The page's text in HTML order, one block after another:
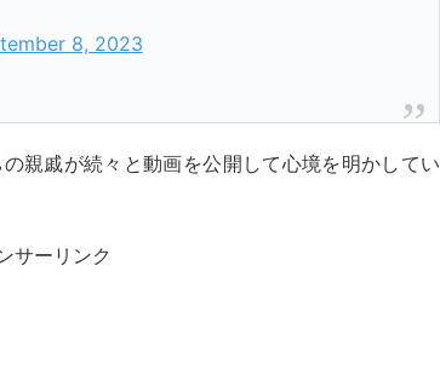
8, 2023
親戚が続々と動画を公開して心境を明かしてい
サーリンク